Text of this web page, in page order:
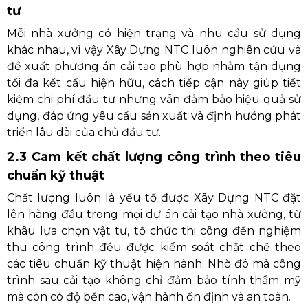
tư
Mỗi nhà xưởng có hiện trạng và nhu cầu sử dụng
khác nhau, vì vậy Xây Dựng NTC luôn nghiên cứu và
đề xuất phương án cải tạo phù hợp nhằm tận dụng
tối đa kết cấu hiện hữu, cách tiếp cận này giúp tiết
kiệm chi phí đầu tư nhưng vẫn đảm bảo hiệu quả sử
dụng, đáp ứng yêu cầu sản xuất và định hướng phát
triển lâu dài của chủ đầu tư.
2.3 Cam kết chất lượng công trình theo tiêu
chuẩn kỹ thuật
Chất lượng luôn là yếu tố được Xây Dựng NTC đặt
lên hàng đầu trong mọi dự án cải tạo nhà xưởng, từ
khâu lựa chọn vật tư, tổ chức thi công đến nghiệm
thu công trình đều được kiểm soát chặt chẽ theo
các tiêu chuẩn kỹ thuật hiện hành. Nhờ đó mà công
trình sau cải tạo không chỉ đảm bảo tính thẩm mỹ
mà còn có độ bền cao, vận hành ổn định và an toàn.